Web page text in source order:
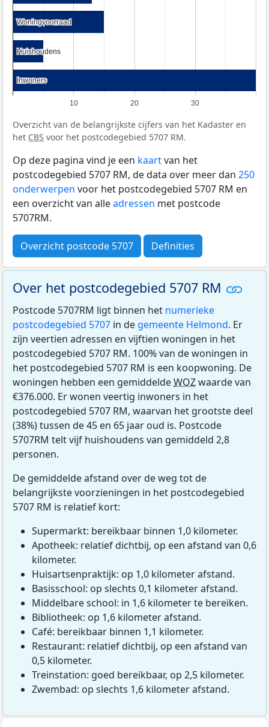
10 20 30
Woningvoorraad
Woningvoorraad
Huishoudens
Huishoudens
Inwoners
Inwoners
Overzicht van de belangrijkste cijfers van het Kadaster en
het CBS voor het postcodegebied 5707 RM.
Op deze pagina vind je een kaartvan het
postcodegebied 5707 RM, de data over meer dan 250
onderwerpen voor het postcodegebied 5707 RM en
een overzicht van alleadressen met postcode
5707RM.
Overzicht postcode 5707 Definities
Over het postcodegebied 5707 RM
Postcode 5707RM ligt binnen het numerieke
postcodegebied 5707 in de gemeente Helmond. Er
zijn veertien adressen en vijftien woningen in het
postcodegebied 5707 RM. 100% van de woningen in
het postcodegebied 5707 RM is een koopwoning. De
woningen hebben een gemiddeldeWOZwaarde van
€376.000. Er wonen veertig inwoners in het
postcodegebied 5707 RM, waarvan het grootste deel
(38%) tussen de 45 en 65 jaar oud is. Postcode
5707RM telt vijf huishoudens van gemiddeld 2,8
personen.
De gemiddelde afstand over de weg tot de
belangrijkste voorzieningen in het postcodegebied
5707 RM is relatief kort:
Supermarkt: bereikbaar binnen 1,0 kilometer.
Apotheek: relatief dichtbij, op een afstand van 0,6
kilometer.
Huisartsenpraktijk: op 1,0 kilometer afstand.
Basisschool: op slechts 0,1 kilometer afstand.
Middelbare school: in 1,6 kilometer te bereiken.
Bibliotheek: op 1,6 kilometer afstand.
Café: bereikbaar binnen 1,1 kilometer.
Restaurant: relatief dichtbij, op een afstand van
0,5 kilometer.
Treinstation: goed bereikbaar, op 2,5 kilometer.
Zwembad: op slechts 1,6 kilometer afstand.